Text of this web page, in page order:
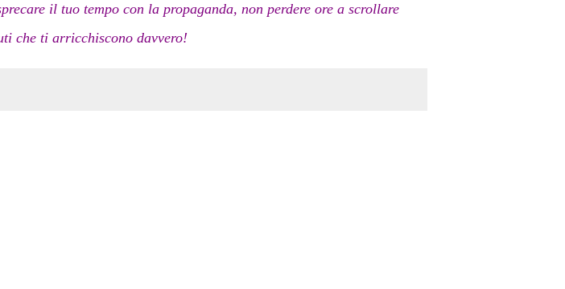
il tuo tempo con la propaganda, non perdere ore a scrollare
che ti arricchiscono davvero!